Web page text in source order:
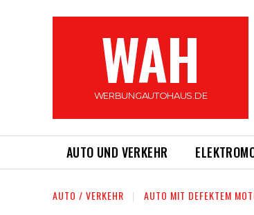
WAH
WERBUNGAUTOHAUS.DE
AUTO UND VERKEHR
AUTO / VERKEHR AUTO MIT DEFEKTEM